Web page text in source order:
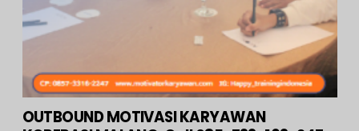
OUTBOUND MOTIVASI KARYAWAN